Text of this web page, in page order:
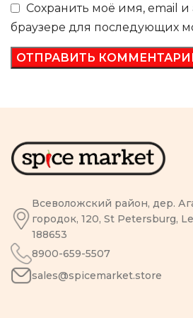
Сохранить моё имя, email и
браузере для последующих
Всеволожский район, дер.
городок, 120, St Petersburg,
188653
8900-659-5507
sales@spicemarket.store